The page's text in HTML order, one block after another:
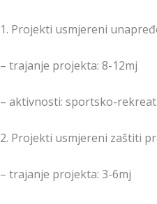
1. Projekti usmjereni
– trajanje projekta: 8-12mj
– aktivnosti: sportsko-
2. Projekti usmjereni zaštiti
– trajanje projekta: 3-6mj